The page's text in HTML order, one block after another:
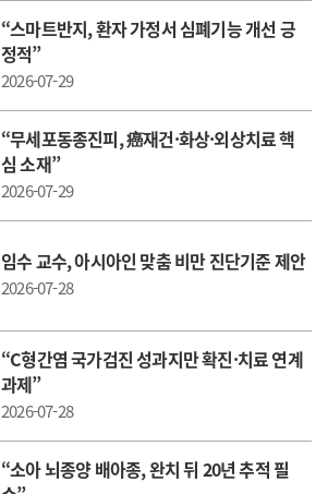
“스마트반지, 환자 가정서 심폐기능 개선 긍
정적”
2026-07-29
“무세포동종진피, 癌재건·화상·외상치료 핵
심 소재”
2026-07-29
임수 교수, 아시아인 맞춤 비만 진단기준 제안
2026-07-28
“C형간염 국가검진 성과지만 확진·치료 연계
과제”
2026-07-28
“소아 뇌종양 배아종, 완치 뒤 20년 추적 필